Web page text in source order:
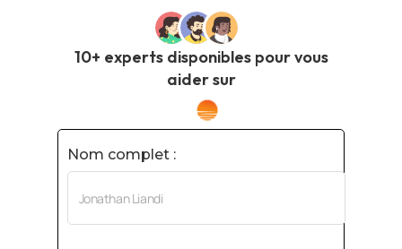
10+ experts disponibles pour vous
aider sur
Nom complet :